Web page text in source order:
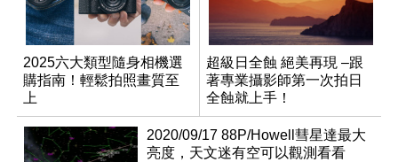
2025六大類型隨身相機選
購指南！輕鬆拍照畫質至
上
超級日全蝕 絕美再現 –跟
著專業攝影師第一次拍日
全蝕就上手！
2020/09/17 88P/Howell彗星達最大
亮度，天文迷有空可以觀測看看